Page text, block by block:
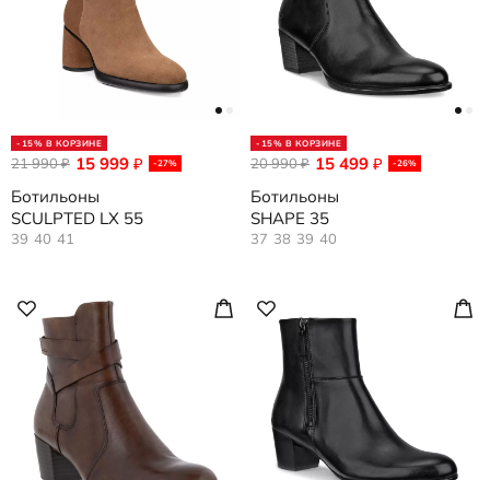
-15% В КОРЗИНЕ
15 999 ₽ -27%
21 990₽
Ботильоны
SCULPTED LX 55
39 40 41
-15% В КОРЗИНЕ
15 499 ₽ -26%
20 990₽
Ботильоны
SHAPE 35
37 38 39 40